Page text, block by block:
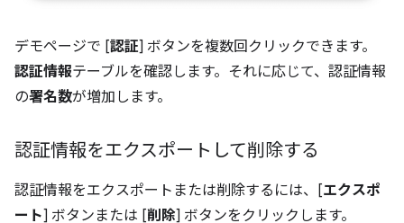
デモページで [認証] ボタンを複数回クリックできます。
認証情報テーブルを確認します。それに応じて、認証情報
の署名数が増加します。
認証情報をエクスポートして削除する
認証情報をエクスポートまたは削除するには、[エクスポ
ート] ボタンまたは [削除] ボタンをクリックします。